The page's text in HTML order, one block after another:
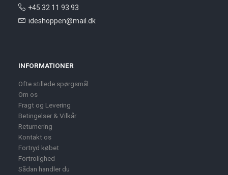
+45 32 11 93 93
ideshoppen@mail.dk
INFORMATIONER
Ofte stillede spørgsmål
Om os
Fragt og Levering
Betingelser & Vilkår
Returnering
Kontakt os
Fortryd købet
Fortrolighed
Sådan handler du